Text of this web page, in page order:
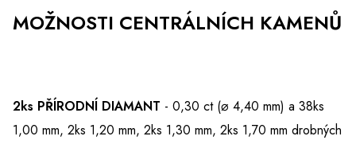
MOŽNOSTI CENTRÁLNÍCH KAMENŮ
2ks PŘÍRODNÍ DIAMANT - 0,30 ct (⌀ 4,40 mm) a 38ks
1,00 mm, 2ks 1,20 mm, 2ks 1,30 mm, 2ks 1,70 mm drobných